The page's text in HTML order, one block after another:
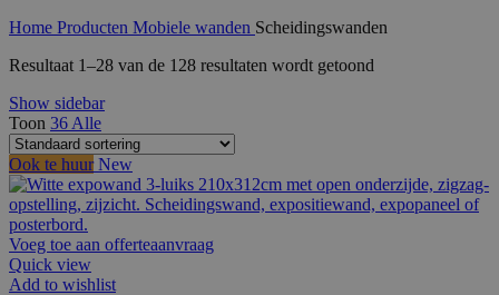
Home Producten Mobiele wanden Scheidingswanden
Resultaat 1–28 van de 128 resultaten wordt getoond
Show sidebar
Toon 36 Alle
Ook te huur New
Voeg toe aan offerteaanvraag
Quick view
Add to wishlist